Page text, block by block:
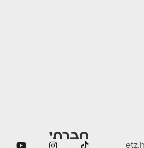
חברתי